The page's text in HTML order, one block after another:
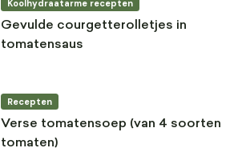
Koolhydraatarme recepten
Gevulde courgetterolletjes in
tomatensaus
Recepten
Verse tomatensoep (van 4 soorten
tomaten)